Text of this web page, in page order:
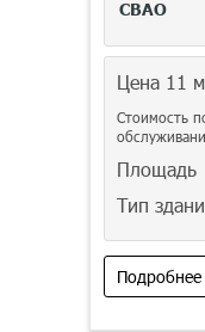
СВАО
Цена 11
Стоимость
Площадь
Тип
Подробнее